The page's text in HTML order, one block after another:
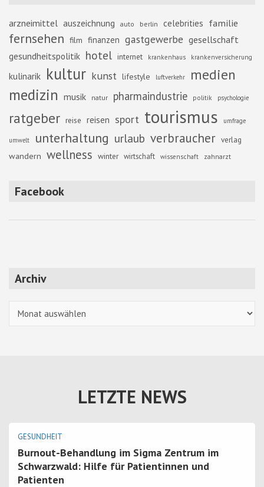
arzneimittel auszeichnung auto berlin celebrities familie
fernsehen film finanzen gastgewerbe gesellschaft
gesundheitspolitik hotel internet krankenhaus krankenversicherung
kulinarik kultur kunst lifestyle luftverkehr medien
medizin musik natur pharmaindustrie politik psychologie
ratgeber reise reisen sport tourismus umfrage
umwelt unterhaltung urlaub verbraucher verlag
wandern wellness winter wirtschaft wissenschaft zahnarzt
Facebook
Archiv
LETZTE NEWS
GESUNDHEIT
Burnout-Behandlung im Sigma Zentrum im
Schwarzwald: Hilfe für Patientinnen und
Patienten